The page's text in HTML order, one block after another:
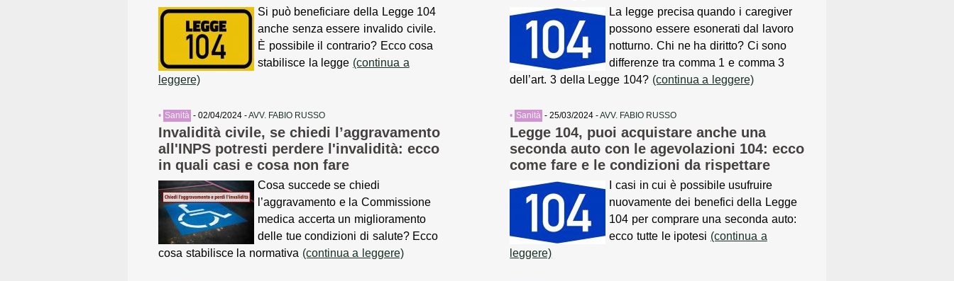
Si può beneficiare della Legge 104
anche senza essere invalido civile.
È possibile il contrario? Ecco cosa
stabilisce la legge (continua a
leggere)
• Sanità - 02/04/2024 -AVV. FABIO RUSSO
Invalidità civile, se chiedi l’aggravamento
all'INPS potresti perdere l'invalidità: ecco
in quali casi e cosa non fare
Cosa succede se chiedi
l’aggravamento e la Commissione
medica accerta un miglioramento
delle tue condizioni di salute? Ecco
cosa stabilisce la normativa (continua a leggere)
La legge precisa quando i caregiver
possono essere esonerati dal lavoro
notturno. Chi ne ha diritto? Ci sono
differenze tra comma 1 e comma 3
dell’art. 3 della Legge 104? (continua a leggere)
• Sanità - 25/03/2024 -AVV. FABIO RUSSO
Legge 104, puoi acquistare anche una
seconda auto con le agevolazioni 104: ecco
come fare e le condizioni da rispettare
I casi in cui è possibile usufruire
nuovamente dei benefici della Legge
104 per comprare una seconda auto:
ecco tutte le ipotesi (continua a
leggere)